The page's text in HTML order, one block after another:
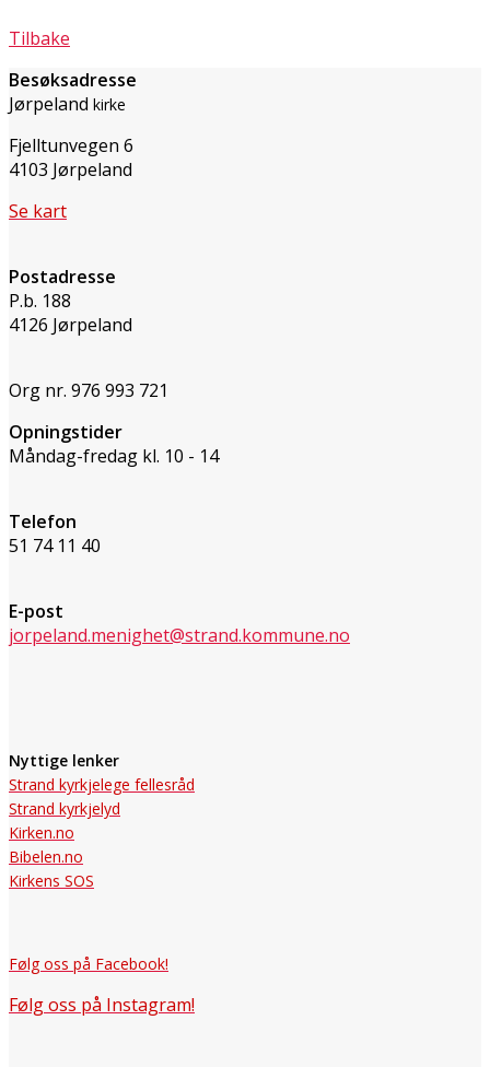
Tilbake
Besøksadresse
Jørpeland kirke
Fjelltunvegen 6
4103 Jørpeland
Se kart
Postadresse
P.b. 188
4126 Jørpeland
Org nr. 976 993 721
Opningstider
Måndag-fredag kl. 10 - 14
Telefon
51 74 11 40
E-post
jorpeland.menighet@strand.kommune.no
Nyttige lenker
Strand kyrkjelege fellesråd
Strand kyrkjelyd
Kirken.no
Bibelen.no
Kirkens SOS
Følg oss på Facebook!
Følg oss på Instagram!